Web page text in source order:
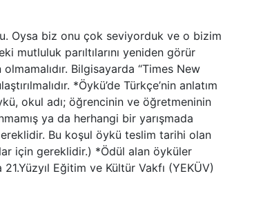
Oysa biz onu çok seviyorduk ve o bizim
mutluluk parıltılarını yeniden görür
Bilgisayarda “Times New
*Öykü’de Türkçe’nin anlatım
okul adı; öğrencinin ve öğretmeninin
ya da herhangi bir yarışmada
Bu koşul öykü teslim tarihi olan
için gereklidir.) *Ödül alan öyküler
Eğitim ve Kültür Vakfı (YEKÜV)